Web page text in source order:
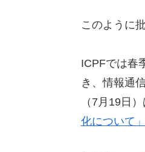
このように
ICPFでは春
き、情報通
（7月19日
化について